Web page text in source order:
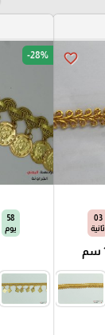
favorite_border
02
ثانية
-28%
58
يوم